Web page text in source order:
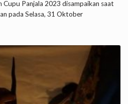
Cupu Panjala 2023 disampaikan saat
pada Selasa, 31 Oktober